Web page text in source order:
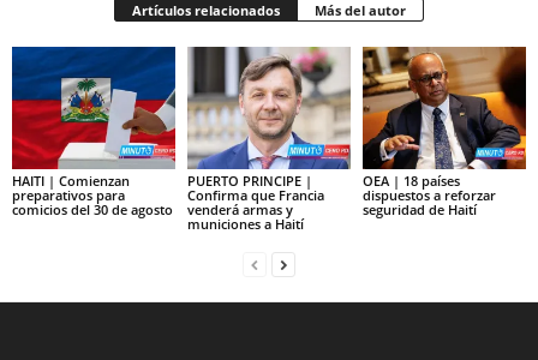
Artículos relacionados Más del autor
HAITI | Comienzan
preparativos para
comicios del 30 de agosto
PUERTO PRINCIPE |
Confirma que Francia
venderá armas y
municiones a Haití
OEA | 18 países
dispuestos a reforzar
seguridad de Haití